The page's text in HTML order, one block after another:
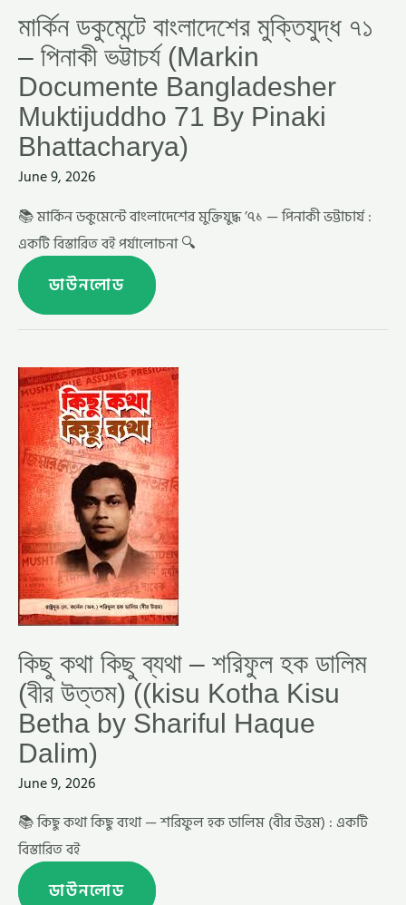
মার্কিন ডকুমেন্টে বাংলাদেশের মুক্তিযুদ্ধ ৭১
– পিনাকী ভট্টাচর্য (Markin
Documente Bangladesher
Muktijuddho 71 By Pinaki
Bhattacharya)
June 9, 2026
📚 মার্কিন ডকুমেন্টে বাংলাদেশের মুক্তিযুদ্ধ ’৭১ — পিনাকী ভট্টাচার্য :
একটি বিস্তারিত বই পর্যালোচনা 🔍
ডাউনলোড
কিছু কথা কিছু ব্যথা – শরিফুল হক ডালিম
(বীর উত্তম) ((kisu Kotha Kisu
Betha by Shariful Haque
Dalim)
June 9, 2026
📚 কিছু কথা কিছু ব্যথা — শরিফুল হক ডালিম (বীর উত্তম) : একটি
বিস্তারিত বই
কিছু
কথা
কিছু
ব্যথা
–
শরিফুল
হক
ডালিম
(বীর
উত্তম)
((KISU
KOTHA
KISU
BETHA
BY
SHARIFUL
DALIM)
ডাউনলোড